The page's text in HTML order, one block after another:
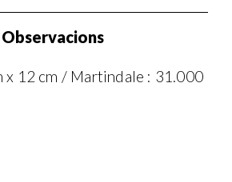
Observacions
x 12 cm / Martindale : 31.000